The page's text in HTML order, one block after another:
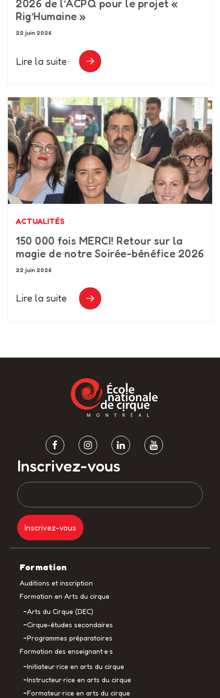
2026 de l’ACPQ pour le projet «
Rig’Humaine »
22 juin 2026
Lire la suite
ACTUALITÉS
150 000 fois MERCI! Retour sur la
magie de notre Soirée-bénéfice 2026
22 juin 2026
Lire la suite
Inscrivez-vous
Formation
Auditions et inscription
Formation en Arts du cirque
Arts du Cirque (DEC)
Cirque-études secondaires
Programmes préparatoires
Formation des enseignant·e·s
Initiateur·rice en arts du cirque
Instructeur·rice en arts du cirque
Formateur·rice en arts du cirque